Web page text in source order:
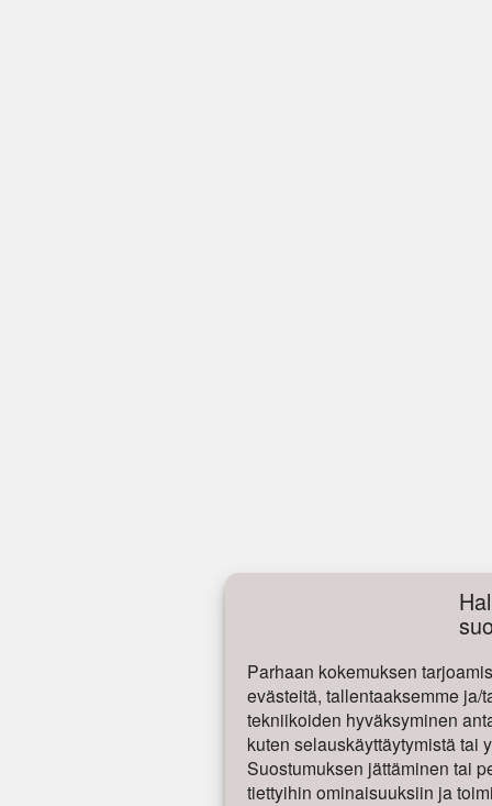
Parhaan kokemuksen
evästeitä, tallentaaksemme ja/
tekniikoiden hyväksyminen
kuten selauskäyttäytymistä tai
Suostumuksen jättäminen tai
tiettyihin ominaisuuksiin ja